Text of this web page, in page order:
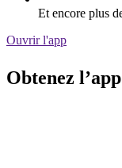
Et encore plus
Ouvrir l'app
Obtenez